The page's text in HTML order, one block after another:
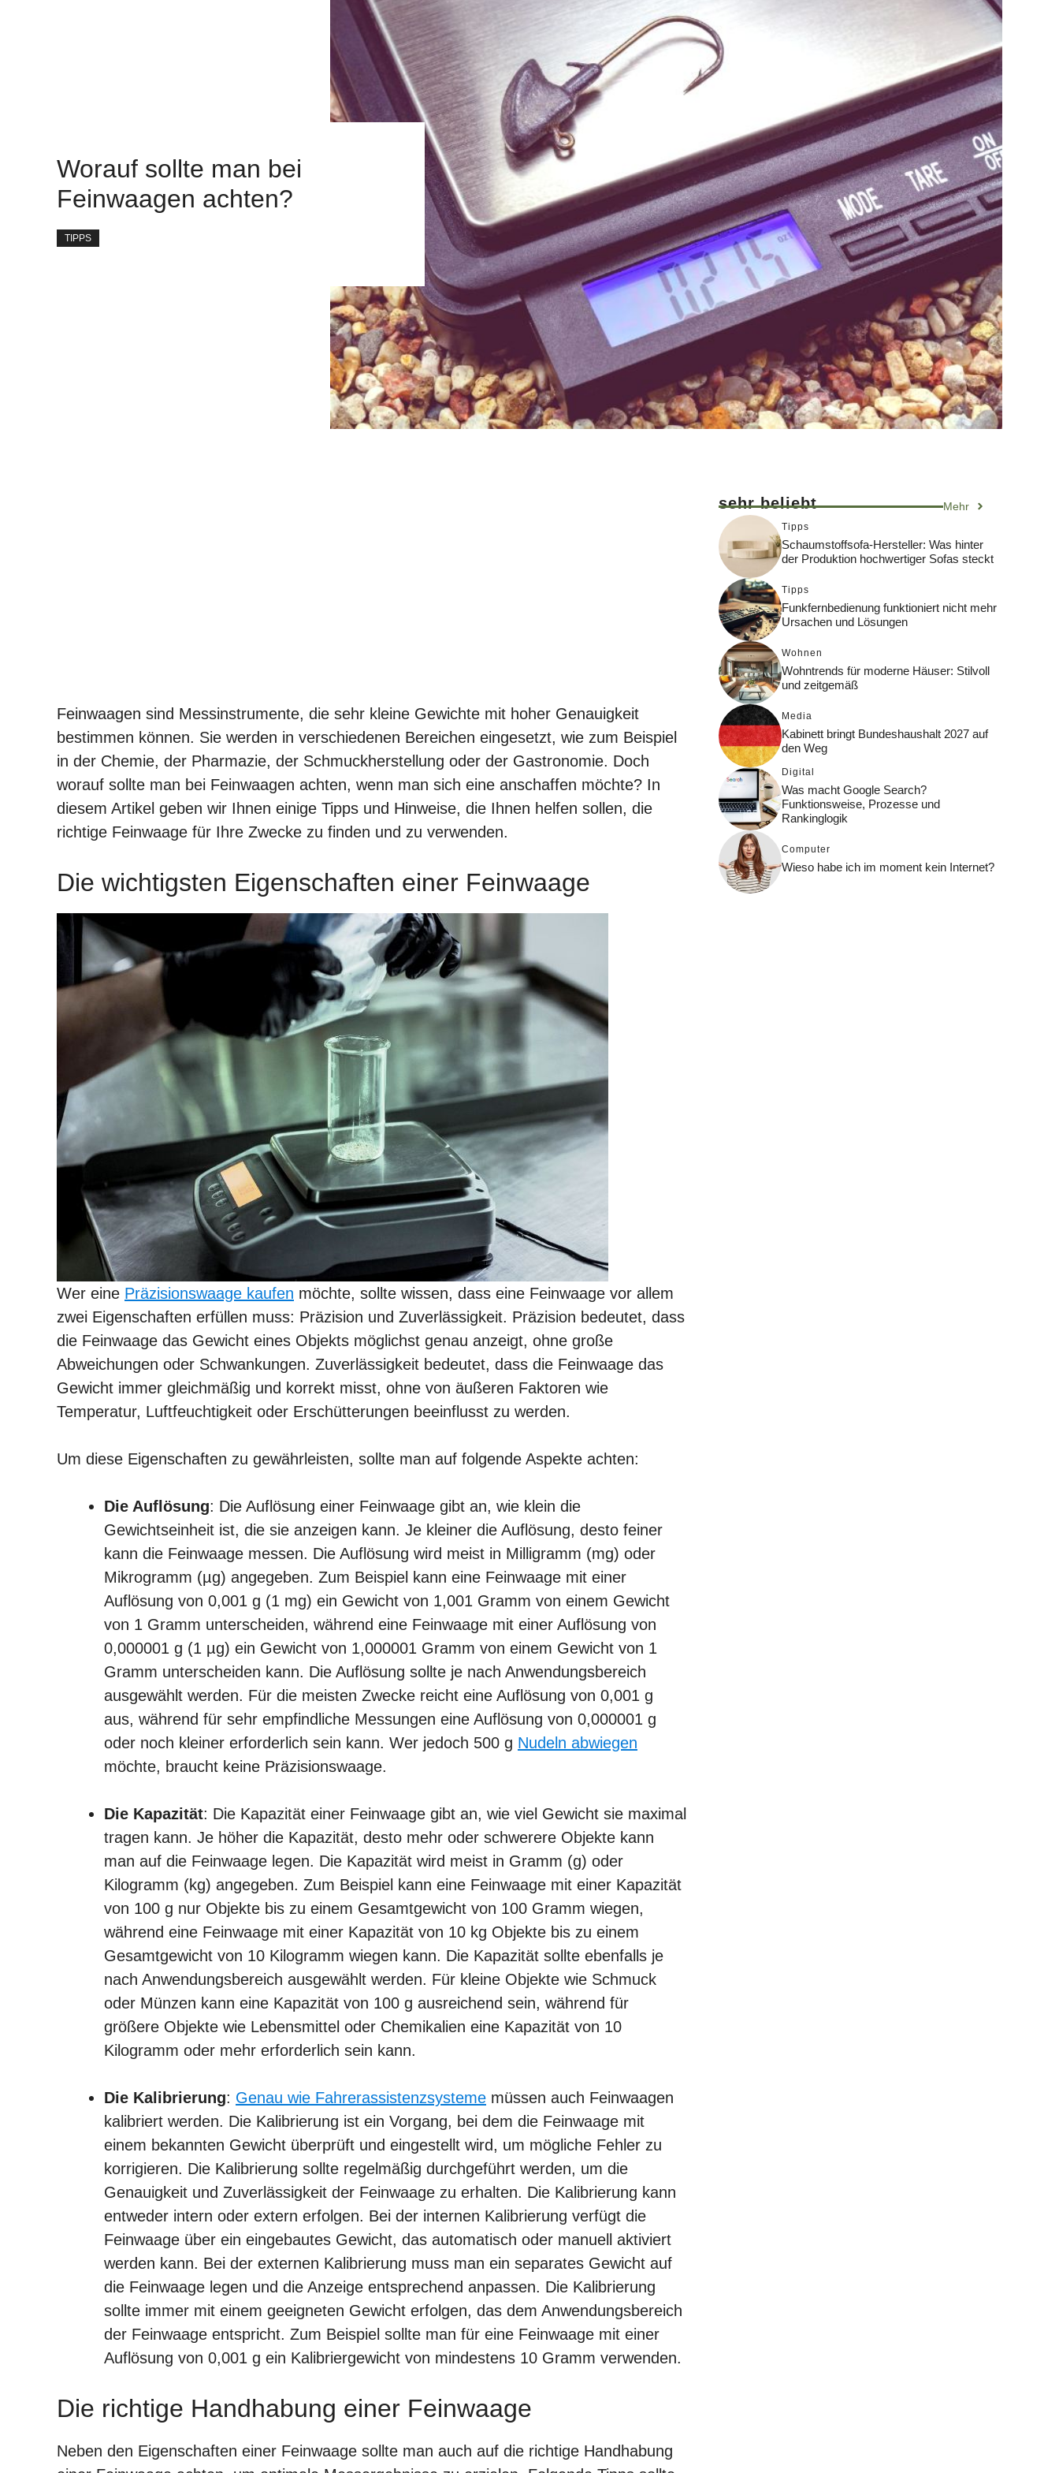
Worauf sollte man bei
Feinwaagen achten?
TIPPS
Feinwaagen sind Messinstrumente, die sehr kleine Gewichte mit hoher Genauigkeit
bestimmen können. Sie werden in verschiedenen Bereichen eingesetzt, wie zum Beispiel
in der Chemie, der Pharmazie, der Schmuckherstellung oder der Gastronomie. Doch
worauf sollte man bei Feinwaagen achten, wenn man sich eine anschaffen möchte? In
diesem Artikel geben wir Ihnen einige Tipps und Hinweise, die Ihnen helfen sollen, die
richtige Feinwaage für Ihre Zwecke zu finden und zu verwenden.
Die wichtigsten Eigenschaften einer Feinwaage
Wer eine Präzisionswaage kaufen möchte, sollte wissen, dass eine Feinwaage vor allem
zwei Eigenschaften erfüllen muss: Präzision und Zuverlässigkeit. Präzision bedeutet, dass
die Feinwaage das Gewicht eines Objekts möglichst genau anzeigt, ohne große
Abweichungen oder Schwankungen. Zuverlässigkeit bedeutet, dass die Feinwaage das
Gewicht immer gleichmäßig und korrekt misst, ohne von äußeren Faktoren wie
Temperatur, Luftfeuchtigkeit oder Erschütterungen beeinflusst zu werden.
Um diese Eigenschaften zu gewährleisten, sollte man auf folgende Aspekte achten:
Die Auflösung: Die Auflösung einer Feinwaage gibt an, wie klein die
Gewichtseinheit ist, die sie anzeigen kann. Je kleiner die Auflösung, desto feiner
kann die Feinwaage messen. Die Auflösung wird meist in Milligramm (mg) oder
Mikrogramm (µg) angegeben. Zum Beispiel kann eine Feinwaage mit einer
Auflösung von 0,001 g (1 mg) ein Gewicht von 1,001 Gramm von einem Gewicht
von 1 Gramm unterscheiden, während eine Feinwaage mit einer Auflösung von
0,000001 g (1 µg) ein Gewicht von 1,000001 Gramm von einem Gewicht von 1
Gramm unterscheiden kann. Die Auflösung sollte je nach Anwendungsbereich
ausgewählt werden. Für die meisten Zwecke reicht eine Auflösung von 0,001 g
aus, während für sehr empfindliche Messungen eine Auflösung von 0,000001 g
oder noch kleiner erforderlich sein kann. Wer jedoch 500 g Nudeln abwiegen
möchte, braucht keine Präzisionswaage.
Die Kapazität: Die Kapazität einer Feinwaage gibt an, wie viel Gewicht sie maximal
tragen kann. Je höher die Kapazität, desto mehr oder schwerere Objekte kann
man auf die Feinwaage legen. Die Kapazität wird meist in Gramm (g) oder
Kilogramm (kg) angegeben. Zum Beispiel kann eine Feinwaage mit einer Kapazität
von 100 g nur Objekte bis zu einem Gesamtgewicht von 100 Gramm wiegen,
während eine Feinwaage mit einer Kapazität von 10 kg Objekte bis zu einem
Gesamtgewicht von 10 Kilogramm wiegen kann. Die Kapazität sollte ebenfalls je
nach Anwendungsbereich ausgewählt werden. Für kleine Objekte wie Schmuck
oder Münzen kann eine Kapazität von 100 g ausreichend sein, während für
größere Objekte wie Lebensmittel oder Chemikalien eine Kapazität von 10
Kilogramm oder mehr erforderlich sein kann.
Die Kalibrierung: Genau wie Fahrerassistenzsysteme müssen auch Feinwaagen
kalibriert werden. Die Kalibrierung ist ein Vorgang, bei dem die Feinwaage mit
einem bekannten Gewicht überprüft und eingestellt wird, um mögliche Fehler zu
korrigieren. Die Kalibrierung sollte regelmäßig durchgeführt werden, um die
Genauigkeit und Zuverlässigkeit der Feinwaage zu erhalten. Die Kalibrierung kann
entweder intern oder extern erfolgen. Bei der internen Kalibrierung verfügt die
Feinwaage über ein eingebautes Gewicht, das automatisch oder manuell aktiviert
werden kann. Bei der externen Kalibrierung muss man ein separates Gewicht auf
die Feinwaage legen und die Anzeige entsprechend anpassen. Die Kalibrierung
sollte immer mit einem geeigneten Gewicht erfolgen, das dem Anwendungsbereich
der Feinwaage entspricht. Zum Beispiel sollte man für eine Feinwaage mit einer
Auflösung von 0,001 g ein Kalibriergewicht von mindestens 10 Gramm verwenden.
Die richtige Handhabung einer Feinwaage
Neben den Eigenschaften einer Feinwaage sollte man auch auf die richtige Handhabung
sehr beliebt Mehr
Tipps
Schaumstoffsofa-Hersteller: Was hinter
der Produktion hochwertiger Sofas steckt
Tipps
Funkfernbedienung funktioniert nicht mehr
Ursachen und Lösungen
Wohnen
Wohntrends für moderne Häuser: Stilvoll
und zeitgemäß
Media
Kabinett bringt Bundeshaushalt 2027 auf
den Weg
Digital
Was macht Google Search?
Funktionsweise, Prozesse und
Rankinglogik
Computer
Wieso habe ich im moment kein Internet?